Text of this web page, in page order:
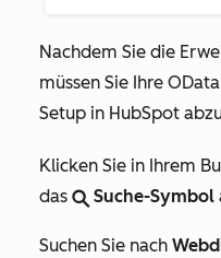
Nachdem Sie die
müssen Sie Ihre
Setup in HubSpot
Klicken Sie in Ihrem
das search Suche-Symbol
Suchen Sie nach